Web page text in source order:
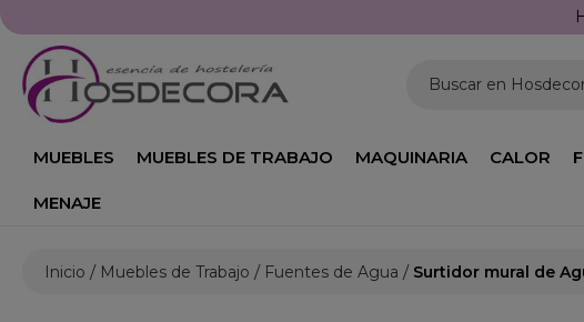
Buscar en
MUEBLES MUEBLES DE TRABAJO MAQUINARIA CALOR
MENAJE
Inicio Muebles de Trabajo Fuentes de Agua Surtidor mural de